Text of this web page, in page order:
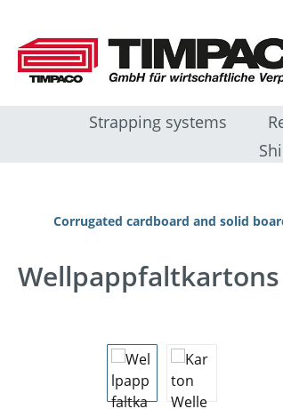
Strapping systems
Corrugated cardboard and solid
Wellpappfaltkartons
Skip image gallery